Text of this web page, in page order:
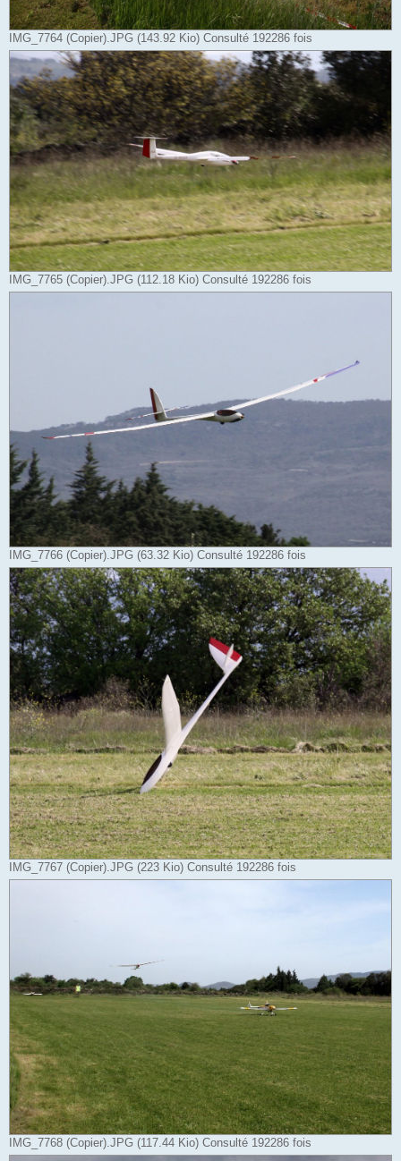
IMG_7764 (Copier).JPG (143.92 Kio) Consulté 192286 fois
IMG_7765 (Copier).JPG (112.18 Kio) Consulté 192286 fois
IMG_7766 (Copier).JPG (63.32 Kio) Consulté 192286 fois
IMG_7767 (Copier).JPG (223 Kio) Consulté 192286 fois
IMG_7768 (Copier).JPG (117.44 Kio) Consulté 192286 fois